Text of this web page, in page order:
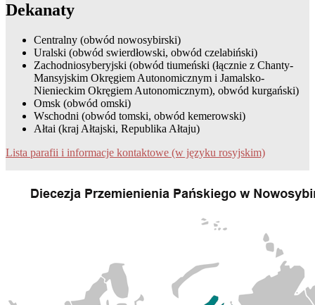
Dekanaty
Centralny (obwód nowosybirski)
Uralski (obwód swierdłowski, obwód czelabiński)
Zachodniosyberyjski (obwód tiumeński (łącznie z Chanty-
Mansyjskim Okręgiem Autonomicznym i Jamalsko-
Nienieckim Okręgiem Autonomicznym), obwód kurgański)
Omsk (obwód omski)
Wschodni (obwód tomski, obwód kemerowski)
Ałtai (kraj Ałtajski, Republika Ałtaju)
Lista parafii i informacje kontaktowe (w języku rosyjskim)